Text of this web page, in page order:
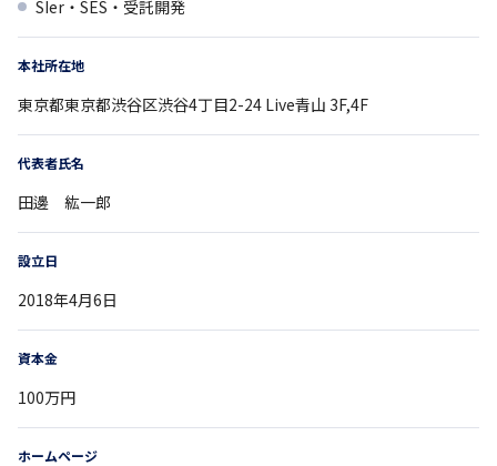
SIer・SES・受託開発
本社所在地
東京都東京都渋谷区渋谷4丁目2-24 Live青山 3F,4F
代表者氏名
田邊 紘一郎
設立日
2018年4月6日
資本金
100万円
ホームページ